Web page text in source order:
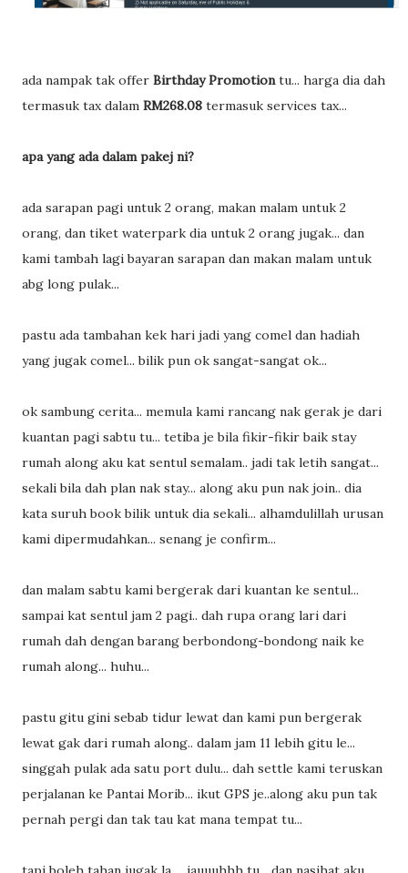
ada nampak tak offer Birthday Promotiontu... harga dia dah
termasuk tax dalam RM268.08 termasuk services tax...
apa yang ada dalam pakej ni?
ada sarapan pagi untuk 2 orang, makan malam untuk 2
orang, dan tiket waterpark dia untuk 2 orang jugak... dan
kami tambah lagi bayaran sarapan dan makan malam untuk
abg long pulak...
pastu ada tambahan kek hari jadi yang comel dan hadiah
yang jugak comel... bilik pun ok sangat-sangat ok...
ok sambung cerita... memula kami rancang nak gerak je dari
kuantan pagi sabtu tu... tetiba je bila fikir-fikir baik stay
rumah along aku kat sentul semalam.. jadi tak letih sangat...
sekali bila dah plan nak stay... along aku pun nak join.. dia
kata suruh book bilik untuk dia sekali... alhamdulillah urusan
kami dipermudahkan... senang je confirm...
dan malam sabtu kami bergerak dari kuantan ke sentul...
sampai kat sentul jam 2 pagi.. dah rupa orang lari dari
rumah dah dengan barang berbondong-bondong naik ke
rumah along... huhu...
pastu gitu gini sebab tidur lewat dan kami pun bergerak
lewat gak dari rumah along.. dalam jam 11 lebih gitu le...
singgah pulak ada satu port dulu... dah settle kami teruskan
perjalanan ke Pantai Morib... ikut GPS je..along aku pun tak
pernah pergi dan tak tau kat mana tempat tu...